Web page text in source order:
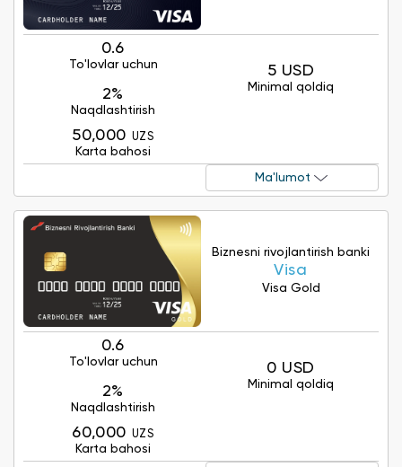
0.6
To'lovlar uchun
2%
Naqdlashtirish
5 USD
Minimal qoldiq
50,000 UZS
Karta bahosi
Ma'lumot
Biznesni rivojlantirish banki
Visa
Visa Gold
0.6
To'lovlar uchun
2%
Naqdlashtirish
0 USD
Minimal qoldiq
60,000 UZS
Karta bahosi